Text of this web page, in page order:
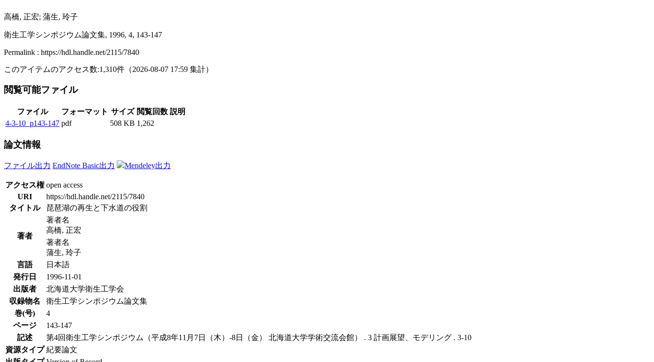
高橋, 正宏; 蒲生, 玲子
衛生工学シンポジウム論文集, 1996, 4, 143-147
Permalink : https://hdl.handle.net/2115/7840
このアイテムのアクセス数:1,310件 （2026-08-07 17:59 集計）
閲覧可能ファイル
ファイル フォーマット サイズ 閲覧回数 説明
4-3-10_p143-147 pdf 508 KB 1,262
論文情報
ファイル出力 EndNote Basic出力 Mendeley出力
アクセス権 open access
URI
https://hdl.handle.net/2115/7840
タイトル
琵琶湖の再生と下水道の役割
著者
著者名
高橋, 正宏
著者名
蒲生, 玲子
言語
日本語
発行日
1996-11-01
出版者
北海道大学衛生工学会
収録物名
衛生工学シンポジウム論文集
巻(号)
4
ページ
143-147
記述
第4回衛生工学シンポジウム（平成8年11月7日（木）-8日（金） 北海道大学学術交流会館） . 3 計画展望、モデリング . 3-10
資源タイプ 紀要論文